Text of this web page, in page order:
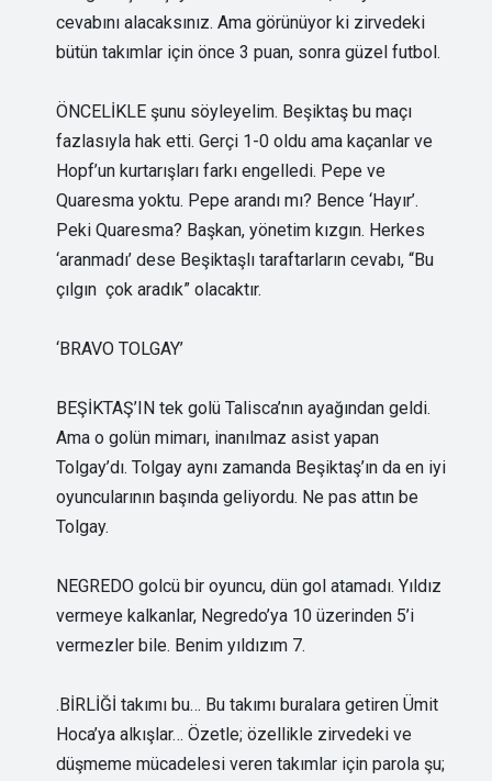
cevabını alacaksınız. Ama görünüyor ki zirvedeki
bütün takımlar için önce 3 puan, sonra güzel futbol.
ÖNCELİKLE şunu söyleyelim. Beşiktaş bu maçı
fazlasıyla hak etti. Gerçi 1-0 oldu ama kaçanlar ve
Hopf’un kurtarışları farkı engelledi. Pepe ve
Quaresma yoktu. Pepe arandı mı? Bence ‘Hayır’.
Peki Quaresma? Başkan, yönetim kızgın. Herkes
‘aranmadı’ dese Beşiktaşlı taraftarların cevabı, “Bu
çılgın çok aradık” olacaktır.
‘BRAVO TOLGAY’
BEŞİKTAŞ’IN tek golü Talisca’nın ayağından geldi.
Ama o golün mimarı, inanılmaz asist yapan
Tolgay’dı. Tolgay aynı zamanda Beşiktaş’ın da en iyi
oyuncularının başında geliyordu. Ne pas attın be
Tolgay.
NEGREDO golcü bir oyuncu, dün gol atamadı. Yıldız
vermeye kalkanlar, Negredo’ya 10 üzerinden 5’i
vermezler bile. Benim yıldızım 7.
.BİRLİĞİ takımı bu… Bu takımı buralara getiren Ümit
Hoca’ya alkışlar… Özetle; özellikle zirvedeki ve
düşmeme mücadelesi veren takımlar için parola şu;